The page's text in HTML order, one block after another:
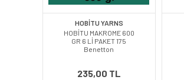
HOBİTU YARNS
HOBİTU MAKROME 600
GR 6 Lİ PAKET 175
Benetton
235,00 TL